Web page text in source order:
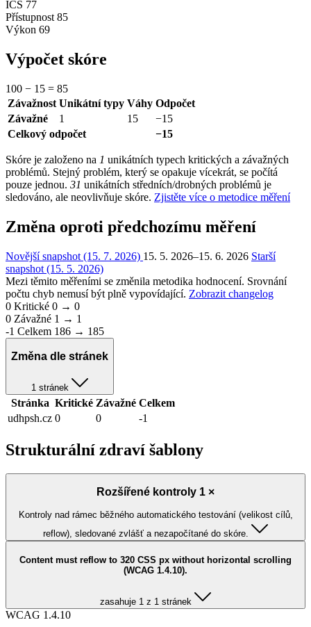
ICS 77
Přístupnost 85
Výkon 69
Výpočet skóre
100 − 15 = 85
Závažnost Unikátní typy Váhy Odpočet
Závažné
1 15
−15
Celkový odpočet
−15
Skóre je založeno na 1 unikátních typech kritických a závažných
problémů. Stejný problém, který se opakuje vícekrát, se počítá
pouze jednou. 31 unikátních středních/drobných problémů je
sledováno, ale neovlivňuje skóre. Zjistěte více o metodice měření
Změna oproti předchozímu měření
Novější snapshot (15. 7. 2026) 15. 5. 2026–15. 6. 2026 Starší
snapshot (15. 5. 2026)
Mezi těmito měřeními se změnila metodika hodnocení. Srovnání
počtu chyb nemusí být plně vypovídající. Zobrazit changelog
0 Kritické 0 → 0
0 Závažné 1 → 1
-1 Celkem 186 → 185
Změna dle stránek
1 stránek
Stránka Kritické Závažné Celkem
udhpsh.cz 0 0 -1
Strukturální zdraví šablony
Rozšířené kontroly 1 ×
Kontroly nad rámec běžného automatického testování (velikost cílů,
reflow), sledované zvlášť a nezapočítané do skóre.
Content must reflow to 320 CSS px without horizontal scrolling
(WCAG 1.4.10).
zasahuje 1 z 1 stránek
WCAG 1.4.10